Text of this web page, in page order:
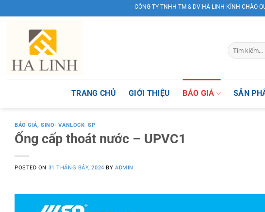
to
CÔNG TY TNHH TM & DV HÀ LINH KÍNH CHÀO QUÝ KHÁCH !
TRANG CHỦ GIỚI THIỆU BÁO GIÁ SẢN
BÁO GIÁ,SINO- VANLOCK- SP
Ống cấp thoát nước – UPVC1
POSTED ON 31 THÁNG BẢY, 2024 BY ADMIN